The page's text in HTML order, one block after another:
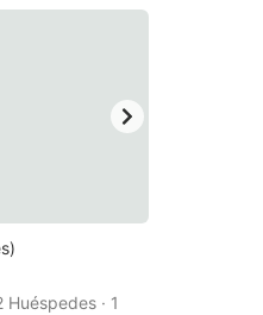
)
· 1